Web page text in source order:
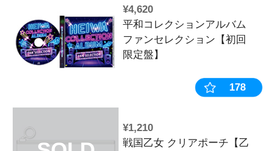
SOLD
¥1,320